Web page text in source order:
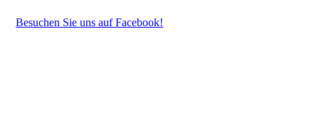
Besuchen Sie uns auf Facebook!